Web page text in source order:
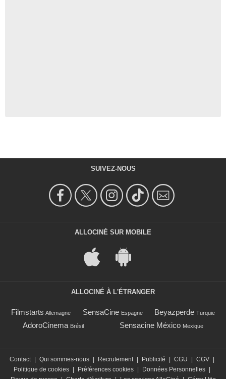
SUIVEZ-NOUS
ALLOCINÉ SUR MOBILE
ALLOCINÉ À L'ÉTRANGER
Filmstarts Allemagne SensaCine Espagne Beyazperde Turquie
AdoroCinema Brésil Sensacine México Mexique
Contact Qui sommes-nous Recrutement Publicité CGU CGV
Politique de cookies
Préférences cookies Données Personnelles